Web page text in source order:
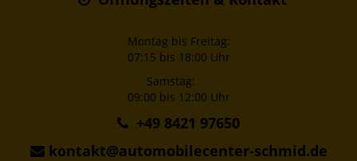
Montag bis Freitag:
07:15 bis 18:00 Uhr
Samstag:
09:00 bis 12:00 Uhr
+49 8421 97650
kontakt@automobilecenter-schmid.de